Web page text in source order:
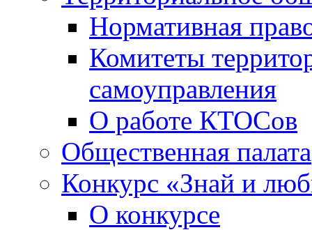
Нормативная
Комитеты
самоуправления
О работе КТОСов
Общественная палата
Конкурс «Знай и
О конкурсе